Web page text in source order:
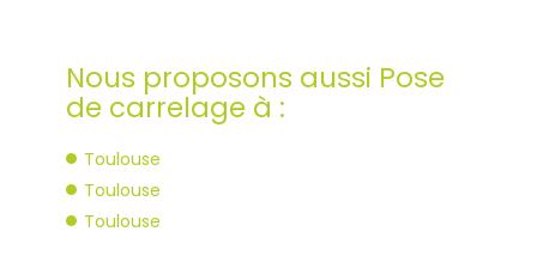
Nous proposons aussi Pose
de carrelage à :
Toulouse
Toulouse
Toulouse